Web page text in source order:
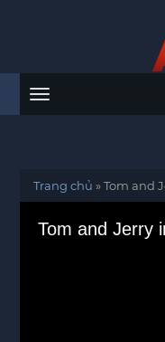
Menu
Trang chủ »Tom and
Tom and Jerry